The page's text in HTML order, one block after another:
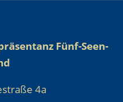
Fünf-Seen-
4a